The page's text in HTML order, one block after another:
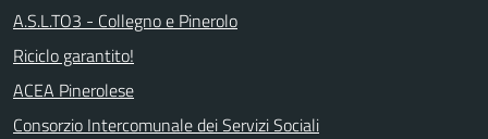
A.S.L.TO3 - Collegno e Pinerolo
Riciclo garantito!
ACEA Pinerolese
Consorzio Intercomunale dei Servizi Sociali